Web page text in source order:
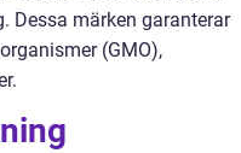
Dessa märken garanterar
(GMO),